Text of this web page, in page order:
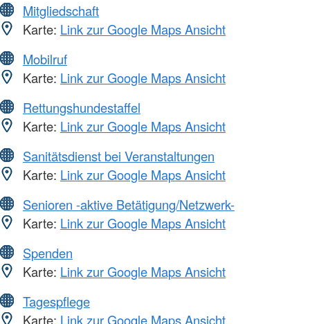
Mitgliedschaft
Karte: Link zur Google Maps Ansicht
Mobilruf
Karte: Link zur Google Maps Ansicht
Rettungshundestaffel
Karte: Link zur Google Maps Ansicht
Sanitätsdienst bei Veranstaltungen
Karte: Link zur Google Maps Ansicht
Senioren -aktive Betätigung/Netzwerk-
Karte: Link zur Google Maps Ansicht
Spenden
Karte: Link zur Google Maps Ansicht
Tagespflege
Karte: Link zur Google Maps Ansicht